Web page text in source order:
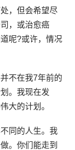
，但会希望尽
，或治愈癌
呢?或许，情况
不在我7年前的
。我现在发
大的计划。
同的人生。我
。你们能走到